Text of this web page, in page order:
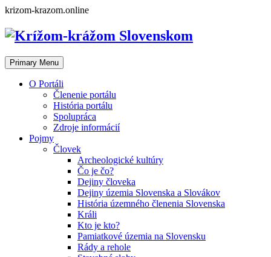
Skip
content
krizom-krazom.online
Primary Menu
O Portáli
Členenie portálu
História portálu
Spolupráca
Zdroje informácií
Pojmy
Človek
Archeologické kultúry
Čo je čo?
Dejiny človeka
Dejiny územia Slovenska a Slovákov
História územného členenia Slovenska
Králi
Kto je kto?
Pamiatkové územia na Slovensku
Rády a rehole